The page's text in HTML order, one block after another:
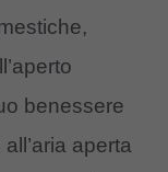
benessere
aperta